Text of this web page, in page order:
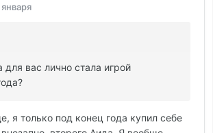
января
для вас лично стала игрой
я только под конец года купил себе